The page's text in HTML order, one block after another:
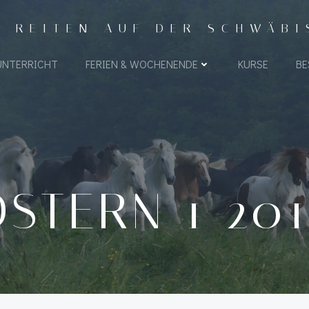
AUF DER
FERIEN & WOCHENENDE KURSE
1